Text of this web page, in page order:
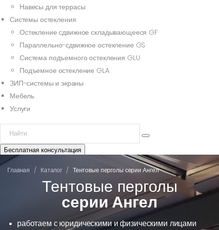
Навесы для террасы
Системы остекления
Остекление сдвижное складывающееся GF
Параллельно-сдвижное остекление GS
Система подъемного остекления GLU
Подъемное остекление GLA
ЗИП-системы и экраны
Мебель
Услуги
Бесплатная консультация
Главная / Каталог / Тентовые перголы серии Ангел
Тентовые перголы
серии Ангел
работаем с юридическими и физическими лицами